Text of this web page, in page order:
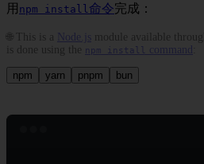
用 npm install 命令完成：
🌐 This is a Node.js module available
is done using the
npm install command
npm yarn pnpm bun